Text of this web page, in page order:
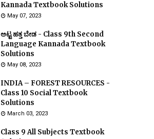
Kannada Textbook Solutions
May 07, 2023
ಅಟ್ಟ ಹತ್ತ ಬೇಡ - Class 9th Second
Language Kannada Textbook
Solutions
May 08, 2023
INDIA – FOREST RESOURCES -
Class 10 Social Textbook
Solutions
March 03, 2023
Class 9 All Subjects Textbook